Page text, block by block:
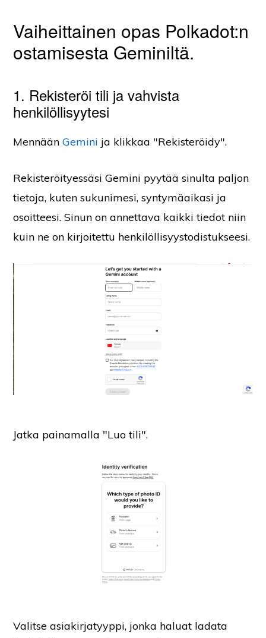
Vaiheittainen opas Polkadot:n
ostamisesta Geminiltä.
1. Rekisteröi tili ja vahvista
henkilöllisyytesi
MennäänGemini ja klikkaa "Rekisteröidy".
Rekisteröityessäsi Gemini pyytää sinulta paljon
tietoja, kuten sukunimesi, syntymäaikasi ja
osoitteesi. Sinun on annettava kaikki tiedot niin
kuin ne on kirjoitettu henkilöllisyystodistukseesi.
Jatka painamalla "Luo tili".
Valitse asiakirjatyyppi, jonka haluat ladata